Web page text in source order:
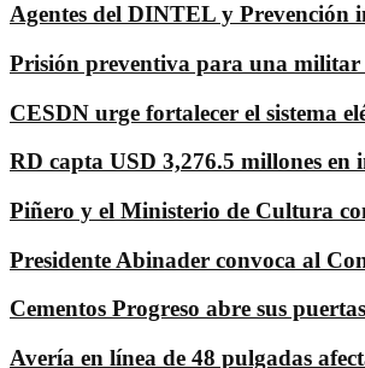
Agentes del DINTEL y Prevención
Prisión preventiva para una
CESDN urge fortalecer el sistema
RD capta USD 3,276.5 millones
Piñero y el Ministerio de Cultura
Presidente Abinader convoca al
Cementos Progreso abre sus
Avería en línea de 48 pulgadas